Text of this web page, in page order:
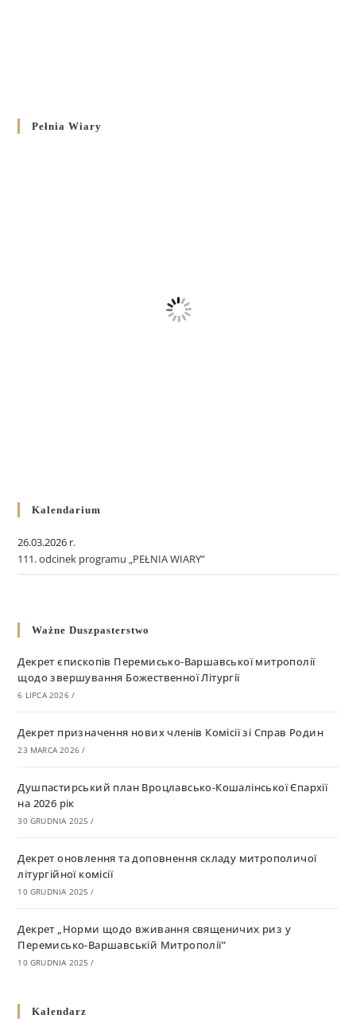
Pełnia Wiary
Kalendarium
26.03.2026 r.
111. odcinek programu „PEŁNIA WIARY”
Ważne Duszpasterstwo
Декрет єпископів Перемисько-Варшавської митрополії
щодо звершування Божественної Літургії
6 LIPCA 2026 /
Декрет призначення нових членів Комісії зі Справ Родин
23 MARCA 2026 /
Душпастирський план Вроцлавсько-Кошалінської Єпархії
на 2026 рік
30 GRUDNIA 2025 /
Декрет оновлення та доповнення складу митрополичої
літургійної комісії
10 GRUDNIA 2025 /
Декрет „Норми щодо вживання священичих риз у
Перемисько-Варшавській Митрополії”
10 GRUDNIA 2025 /
григоріанським календарем
Kalendarz